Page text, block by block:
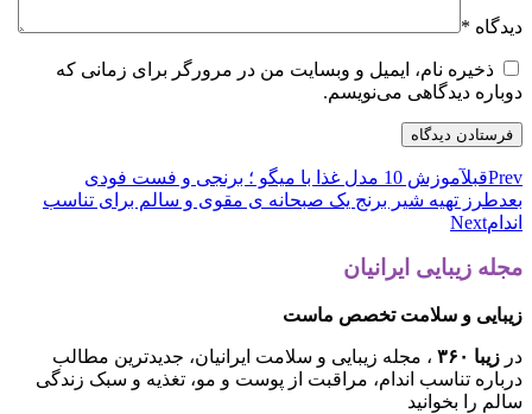
دیدگاه *
ذخیره نام، ایمیل و وبسایت من در مرورگر برای زمانی که
دوباره دیدگاهی می‌نویسم.
Prevقبلآموزش 10 مدل غذا با میگو ؛ برنجی و فست فودی
بعدطرز تهیه شیر برنج یک صبحانه ی مقوی و سالم برای تناسب
اندامNext
مجله زیبایی ایرانیان
زیبایی و سلامت تخصص ماست
در زیبا ۳۶۰
، مجله زیبایی و سلامت ایرانیان، جدیدترین مطالب
درباره تناسب اندام، مراقبت از پوست و مو، تغذیه و سبک زندگی
سالم را بخوانید